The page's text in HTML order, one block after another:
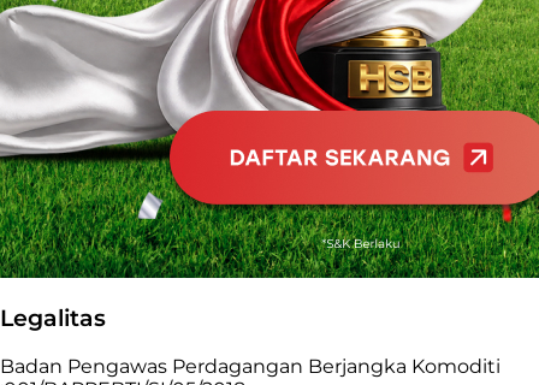
Legalitas
Badan Pengawas Perdagangan Berjangka Komoditi